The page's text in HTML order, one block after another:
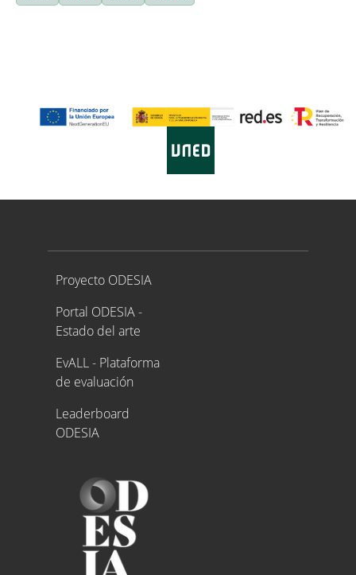
Proyecto ODESIA
Proyecto ODESIA
Portal ODESIA -
Estado del arte
EvALL - Plataforma
de evaluación
Leaderboard
ODESIA